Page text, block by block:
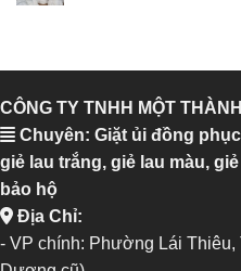
CÔNG TY TNHH MỘT
Chuyên: Giặt ủi đồng
giẻ lau trắng, giẻ lau màu,
bảo hộ
Địa Chỉ:
- VP chính: Phường Lái Thiêu,